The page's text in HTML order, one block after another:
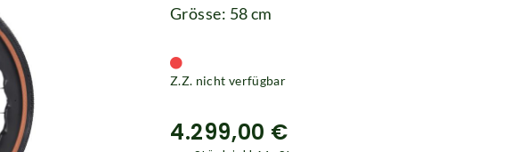
Grösse: 58 cm
Z.Z. nicht verfügbar
4.299,00 €